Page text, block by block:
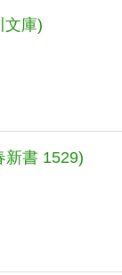
文庫)
新書 1529)